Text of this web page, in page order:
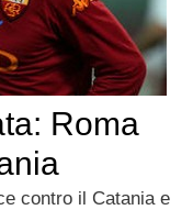
Roma
contro il Catania e